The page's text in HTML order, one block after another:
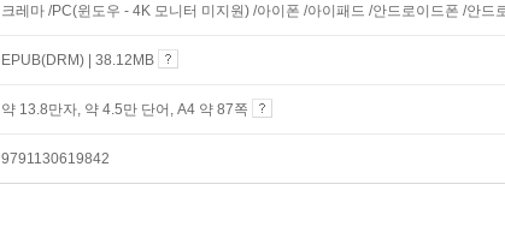
크레마 /PC(윈도우 - 4K 모니터 미지원) /아이폰 /아이패드 /안드로이드폰 /안
EPUB(DRM) | 38.12MB
약 13.8만자, 약 4.5만 단어, A4 약 87쪽
9791130619842